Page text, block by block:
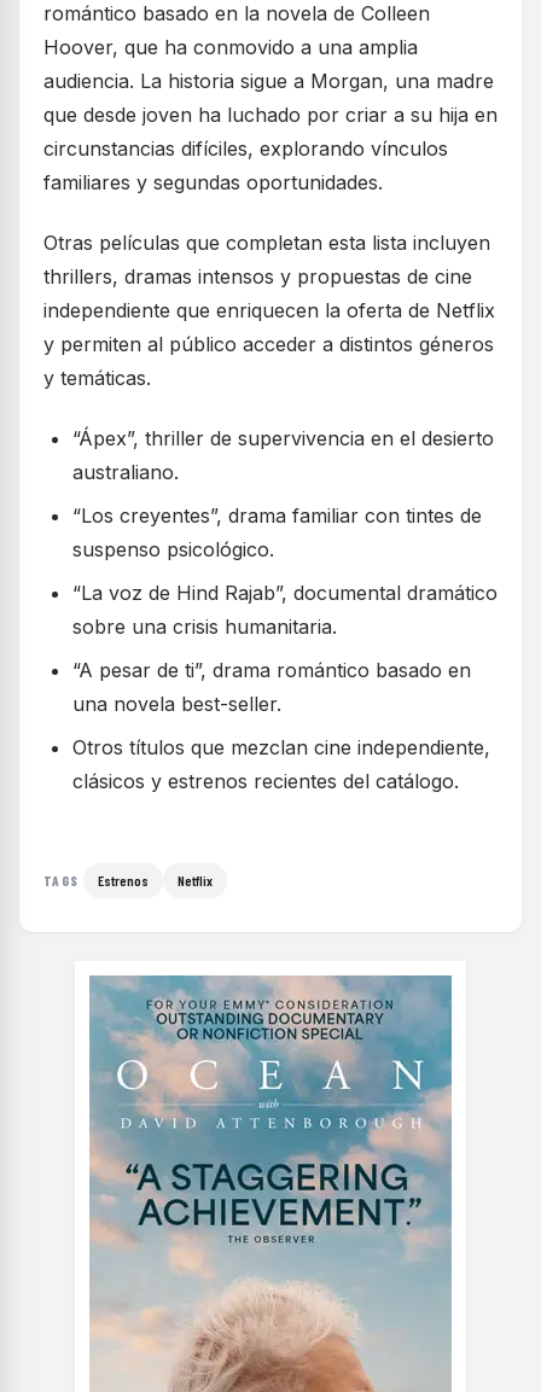
romántico basado en la novela de Colleen
Hoover, que ha conmovido a una amplia
audiencia. La historia sigue a Morgan, una madre
que desde joven ha luchado por criar a su hija en
circunstancias difíciles, explorando vínculos
familiares y segundas oportunidades.
Otras películas que completan esta lista incluyen
thrillers, dramas intensos y propuestas de cine
independiente que enriquecen la oferta de Netflix
y permiten al público acceder a distintos géneros
y temáticas.
“Ápex”, thriller de supervivencia en el desierto
australiano.
“Los creyentes”, drama familiar con tintes de
suspenso psicológico.
“La voz de Hind Rajab”, documental dramático
sobre una crisis humanitaria.
“A pesar de ti”, drama romántico basado en
una novela best-seller.
Otros títulos que mezclan cine independiente,
clásicos y estrenos recientes del catálogo.
TAGS Estrenos Netflix